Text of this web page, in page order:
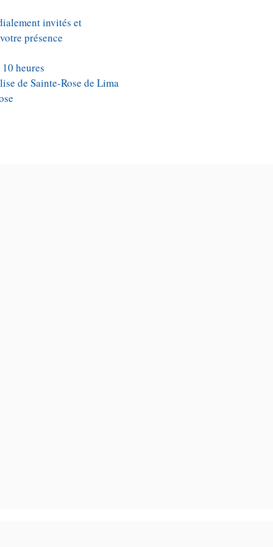
invités et
présence
heures
de Sainte-Rose de Lima